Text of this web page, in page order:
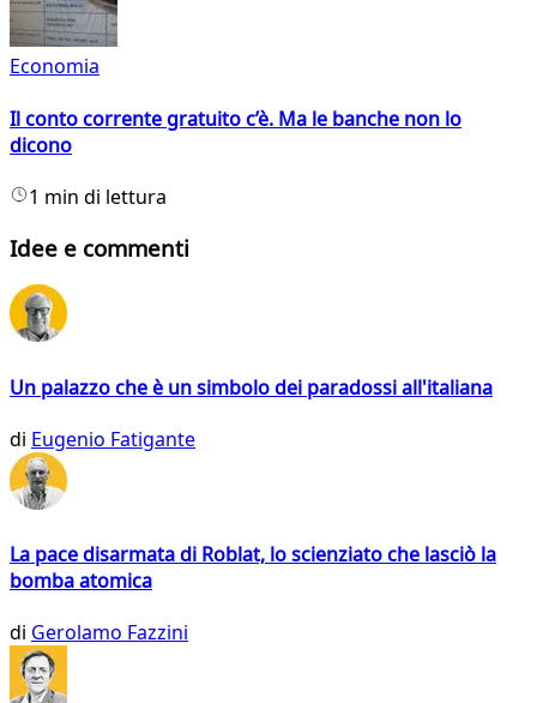
Economia
Il conto corrente gratuito c’è. Ma le banche non lo
dicono
1 min di lettura
Idee e commenti
Un palazzo che è un simbolo dei paradossi all'italiana
di Eugenio Fatigante
La pace disarmata di Roblat, lo scienziato che lasciò la
bomba atomica
di Gerolamo Fazzini